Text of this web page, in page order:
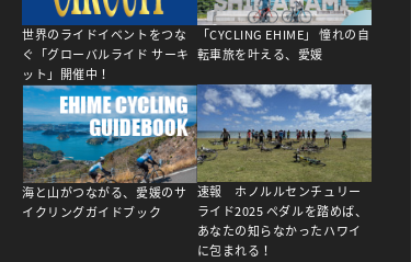
NEWS
世界のライドイベントをつな
ぐ「グローバルライド サーキ
ット」開催中！
「CYCLING EHIME」 憧れの自
転車旅を叶える、愛媛
海と山がつながる、愛媛のサ
イクリングガイドブック
速報 ホノルルセンチュリー
ライド2025 ペダルを踏めば、
あなたの知らなかったハワイ
に包まれる！